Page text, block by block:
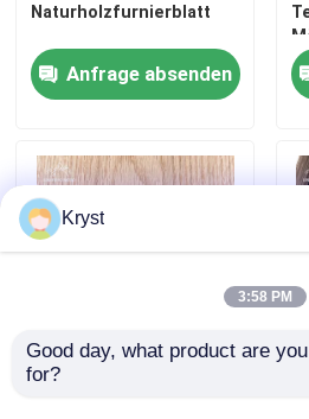
Naturholzfurnierblatt
Anfrage absenden
Naturholz Rot-Eiche
Kryst
3:58 PM
Good day, what product are
for?